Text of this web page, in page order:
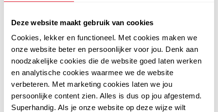
Deze website maakt gebruik van cookies
Cookies, lekker en functioneel. Met cookies maken we
onze website beter en persoonlijker voor jou. Denk aan
noodzakelijke cookies die de website goed laten werken
en analytische cookies waarmee we de website
verbeteren. Met marketing cookies laten we jou
persoonlijke content zien. Alles is dus op jou afgestemd.
Superhandig. Als je onze website op deze wijze wilt